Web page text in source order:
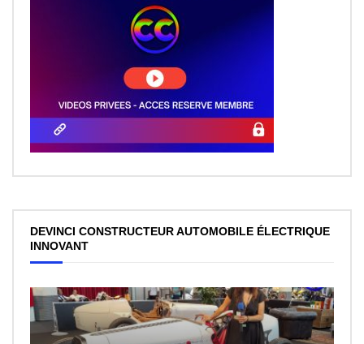
DEVINCI CONSTRUCTEUR AUTOMOBILE ÉLECTRIQUE
INNOVANT